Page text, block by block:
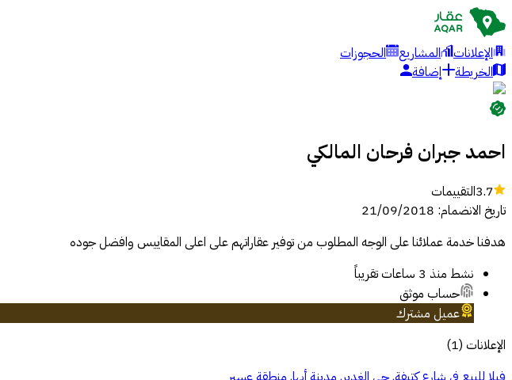
الإعلانات المشاريع
الحجوزات
الخريطة
إضافة
احمد جبران فرحان المالكي
3.7التقييمات
تاريخ الانضمام:
21/09/2018
هدفنا خدمة عملائنا على الوجه المطلوب من توفير عقاراتهم على اعلى المقاييس وافضل جوده
نشط منذ 3 ساعات تقريباً
حساب موثق
عميل مشترك
الإعلانات (
1
)